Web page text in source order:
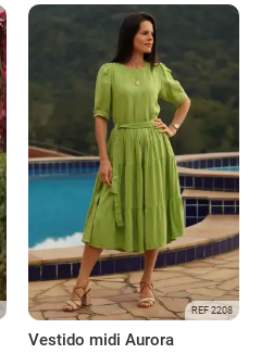
REF 2208
Vestido midi Aurora